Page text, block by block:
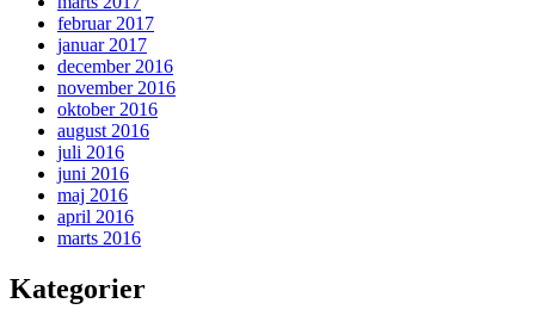
februar 2017
januar 2017
december 2016
november 2016
oktober 2016
august 2016
juli 2016
juni 2016
maj 2016
april 2016
marts 2016
Kategorier